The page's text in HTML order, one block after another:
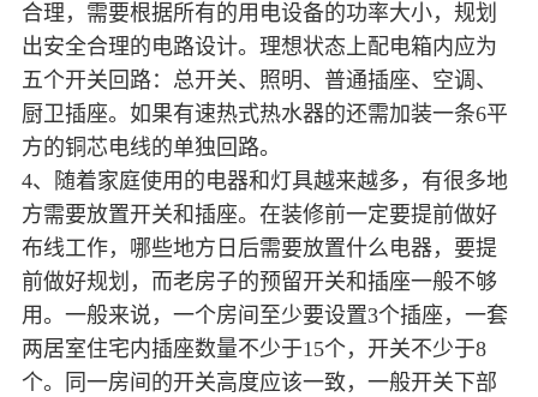
合理，需要根据所有的用电设备的功率大小，规划
出安全合理的电路设计。理想状态上配电箱内应为
五个开关回路：总开关、照明、普通插座、空调、
厨卫插座。如果有速热式热水器的还需加装一条6平
方的铜芯电线的单独回路。
4、随着家庭使用的电器和灯具越来越多，有很多地
方需要放置开关和插座。在装修前一定要提前做好
布线工作，哪些地方日后需要放置什么电器，要提
前做好规划，而老房子的预留开关和插座一般不够
用。一般来说，一个房间至少要设置3个插座，一套
两居室住宅内插座数量不少于15个，开关不少于8
个。同一房间的开关高度应该一致，一般开关下部